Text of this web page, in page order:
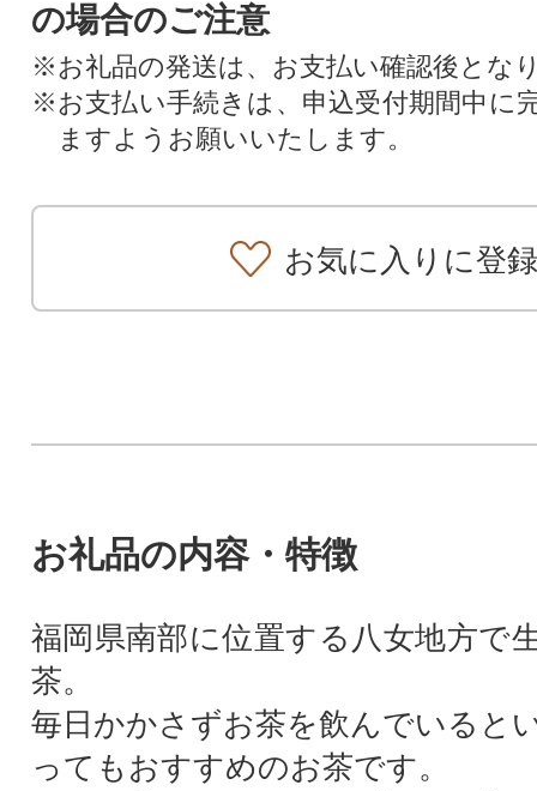
の場合のご注意
※お礼品の発送は、お支払い確認後とな
※お支払い手続きは、申込受付期間中に
ますようお願いいたします。
お気に入りに登録
お礼品の内容・特徴
福岡県南部に位置する八女地方で
茶。
毎日かかさずお茶を飲んでいると
ってもおすすめのお茶です。